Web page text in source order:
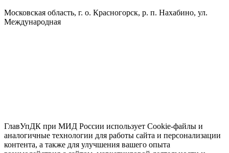
Московская область, г. о. Красногорск, р. п. Нахабино, ул.
Международная
ГлавУпДК при МИД России использует Cookie-файлы и
аналогичные технологии для работы сайта и персонализации
контента, а также для улучшения вашего опыта